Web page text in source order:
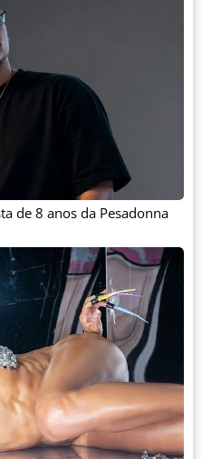
de 8 anos da Pesadonna